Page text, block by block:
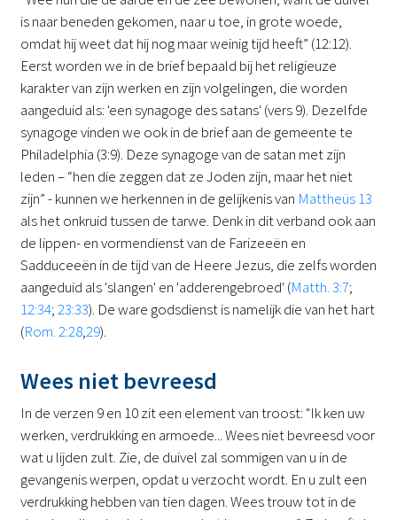
is naar beneden gekomen, naar u toe, in grote woede,
omdat hij weet dat hij nog maar weinig tijd heeft” (12:12).
Eerst worden we in de brief bepaald bij het religieuze
karakter van zijn werken en zijn volgelingen, die worden
aangeduid als: 'een synagoge des satans' (vers 9). Dezelfde
synagoge vinden we ook in de brief aan de gemeente te
Philadelphia (3:9). Deze synagoge van de satan met zijn
leden – “hen die zeggen dat ze Joden zijn, maar het niet
zijn” - kunnen we herkennen in de gelijkenis van Mattheüs 13
als het onkruid tussen de tarwe. Denk in dit verband ook aan
de lippen- en vormendienst van de Farizeeën en
Sadduceeën in de tijd van de Heere Jezus, die zelfs worden
aangeduid als 'slangen' en 'adderengebroed' (Matth. 3:7;
12:34;23:33). De ware godsdienst is namelijk die van het hart
(Rom. 2:28,29).
Wees niet bevreesd
In de verzen 9 en 10 zit een element van troost: "Ik ken uw
werken, verdrukking en armoede... Wees niet bevreesd voor
wat u lijden zult. Zie, de duivel zal sommigen van u in de
gevangenis werpen, opdat u verzocht wordt. En u zult een
verdrukking hebben van tien dagen. Wees trouw tot in de